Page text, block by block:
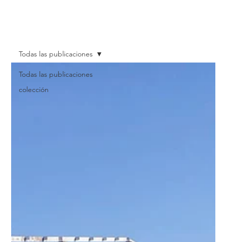
Todas las publicaciones
colección
Todas las publicaciones